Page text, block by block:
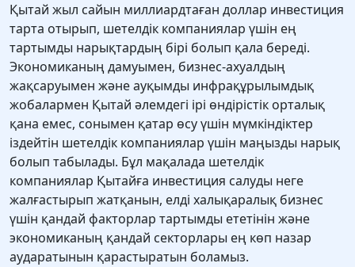
Қытай жыл сайын миллиардтаған доллар инвестиция
тарта отырып, шетелдік компаниялар үшін ең
тартымды нарықтардың бірі болып қала береді.
Экономиканың дамуымен, бизнес-ахуалдың
жақсаруымен және ауқымды инфрақұрылымдық
жобалармен Қытай әлемдегі ірі өндірістік орталық
қана емес, сонымен қатар өсу үшін мүмкіндіктер
іздейтін шетелдік компаниялар үшін маңызды нарық
болып табылады. Бұл мақалада шетелдік
компаниялар Қытайға инвестиция салуды неге
жалғастырып жатқанын, елді халықаралық бизнес
үшін қандай факторлар тартымды ететінін және
экономиканың қандай секторлары ең көп назар
аударатынын қарастыратын боламыз.